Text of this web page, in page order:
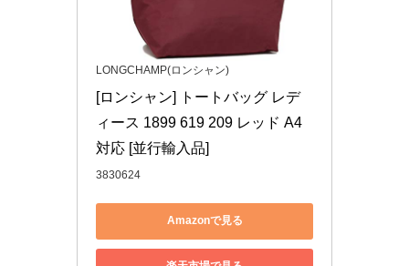
LONGCHAMP(ロンシャン)
[ロンシャン] トートバッグ レデ
ィース 1899 619 209 レッド A4
対応 [並行輸入品]
3830624
Amazonで見る